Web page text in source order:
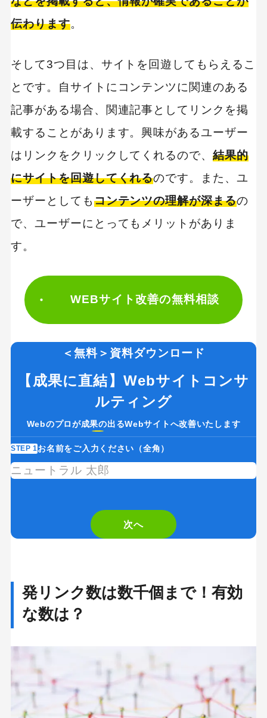
TikTok運用代行Tips
Webマーケティングツール
アクセス解析
オウンドメディア
コーポレートサイト
コンテンツマーケティング
フレームワーク
ホワイトペーパー
メルマガ
リスティング広告
リンクビルディング
採用サイト
伝わります。
そして3つ目は、サイトを回遊してもらえるこ
とです。自サイトにコンテンツに関連のある
記事がある場合、関連記事としてリンクを掲
載することがあります。興味があるユーザー
はリンクをクリックしてくれるので、結果的
にサイトを回遊してくれるのです。また、ユ
ーザーとしてもコンテンツの理解が深まるの
で、ユーザーにとってもメリットがありま
す。
WEBサイト改善の無料相談
＜無料＞資料ダウンロード
【成果に直結】Webサイトコンサ
ルティング
Webのプロが成果の出るWebサイトへ改善いたします
STEP 1 お名前をご入力ください（全角）
are
a
ignore
this
次へ
発リンク数は数千個まで！有効
な数は？